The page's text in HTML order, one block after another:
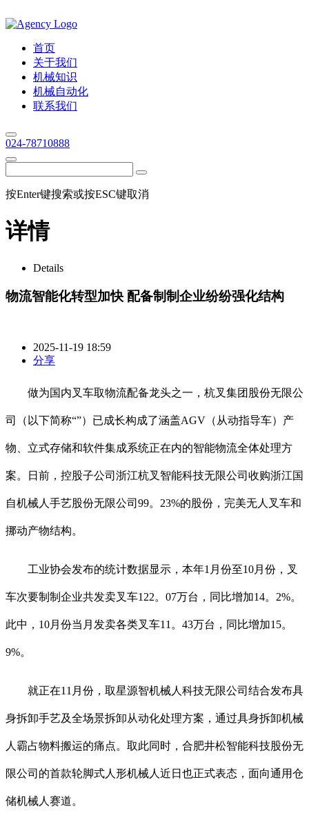
首页
关于我们
机械知识
机械自动化
联系我们
024-78710888
按Enter键搜索或按ESC键取消
详情
Details
物流智能化转型加快 配备制制企业纷纷强化结构
2025-11-19 18:59
分享
做为国内叉车取物流配备龙头之一，杭叉集团股份无限公
司（以下简称“”）已成长构成了涵盖AGV（从动指导车）产
物、立式存储和软件集成系统正在内的智能物流全体处理方
案。日前，控股子公司浙江杭叉智能科技无限公司收购浙江国
自机械人手艺股份无限公司99。23%的股份，完美无人叉车和
挪动产物结构。
工业协会发布的统计数据显示，本年1月份至10月份，叉
车次要制制企业共发卖叉车122。07万台，同比增加14。2%。
此中，10月份当月发卖各类叉车11。43万台，同比增加15。
9%。
就正在11月份，取星源智机械人科技无限公司结合发布具
身拆卸手艺及全场景拆卸从动化处理方案，通过具身拆卸机械
人霸占物料搬运的痛点。取此同时，合肥井松智能科技股份无
限公司的首款轮脚式人形机械人近日也正式表态，面向通用仓
储机械人赛道。